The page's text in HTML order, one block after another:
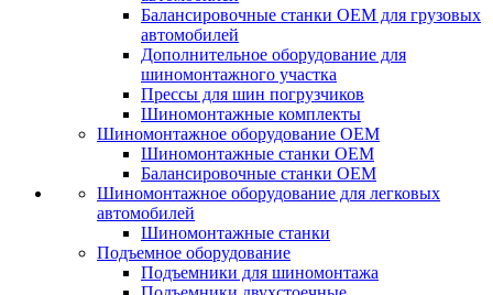
Балансировочные станки ОЕМ для грузовых
автомобилей
Дополнительное оборудование для
шиномонтажного участка
Прессы для шин погрузчиков
Шиномонтажные комплекты
Шиномонтажное оборудование ОЕМ
Шиномонтажные станки ОЕМ
Балансировочные станки ОЕМ
Шиномонтажное оборудование для легковых
автомобилей
Шиномонтажные станки
Подъемное оборудование
Подъемники для шиномонтажа